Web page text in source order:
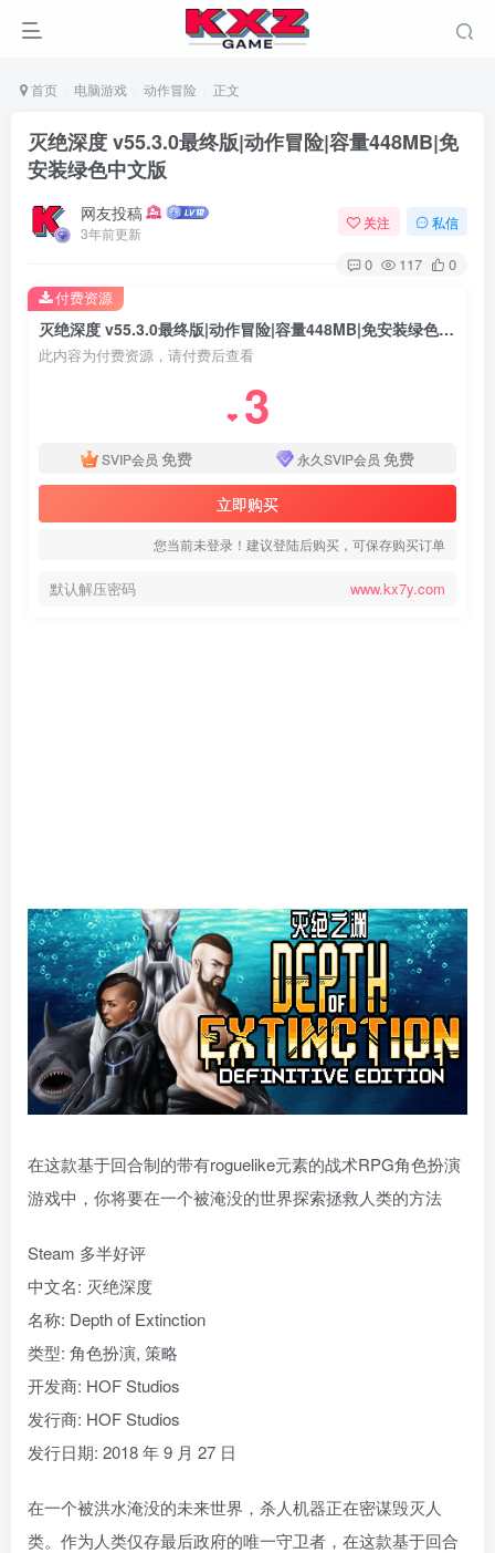
首页 电脑游戏 动作冒险 正文
灭绝深度 v55.3.0最终版|动作冒险|容量448MB|免
安装绿色中文版
网友投稿
3年前更新
关注 私信
0 117 0
灭绝深度 v55.3.0最终版|动作冒险|容量448MB|免安装绿色中文版
此内容为付费资源，请付费后查看
❤ 3
SVIP会员 免费 永久SVIP会员 免费
立即购买
您当前未登录！建议登陆后购买，可保存购买订单
默认解压密码 www.kx7y.com
付费资源
在这款基于回合制的带有roguelike元素的战术RPG角色扮演
游戏中，你将要在一个被淹没的世界探索拯救人类的方法
Steam 多半好评
中文名: 灭绝深度
名称: Depth of Extinction
类型: 角色扮演, 策略
开发商: HOF Studios
发行商: HOF Studios
发行日期: 2018 年 9 月 27 日
在一个被洪水淹没的未来世界，杀人机器正在密谋毁灭人
类。作为人类仅存最后政府的唯一守卫者，在这款基于回合